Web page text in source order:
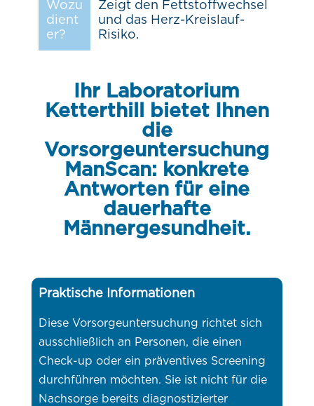
Wozu
dient
er?
Zeigt den Fettstoffwechsel
und das Herz-Kreislauf-
Risiko.
Ihr Laboratorium
Ketterthill bietet Ihnen
die
Vorsorgeuntersuchung
ManScan: konkrete
Antworten für eine
dauerhafte
Männergesundheit.
Praktische Informationen
Diese Vorsorgeuntersuchung richtet sich
ausschließlich an Personen, die einen
Check-up oder ein präventives Screening
durchführen möchten. Sie ist nicht für die
Nachsorge bereits diagnostizierter